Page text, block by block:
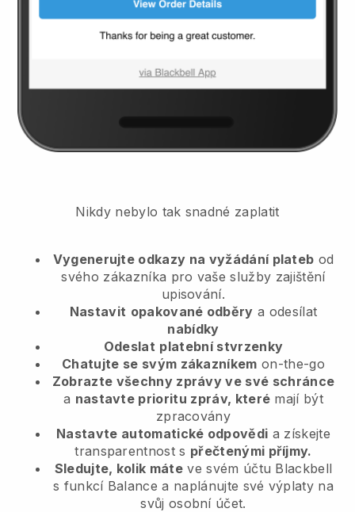
Nikdy nebylo tak snadné zaplatit
Vygenerujte odkazy na vyžádání plateb od
svého zákazníka pro vaše služby zajištění
upisování.
Nastavit opakované odběry a odesílat
nabídky
Odeslat platební stvrzenky
Chatujte se svým zákazníkem on-the-go
Zobrazte všechny zprávy ve své schránce
a nastavte prioritu zpráv, které mají být
zpracovány
Nastavte automatické odpovědi a získejte
transparentnost s přečtenými příjmy.
Sledujte, kolik máte ve svém účtu Blackbell
s funkcí Balance a naplánujte své výplaty na
svůj osobní účet.